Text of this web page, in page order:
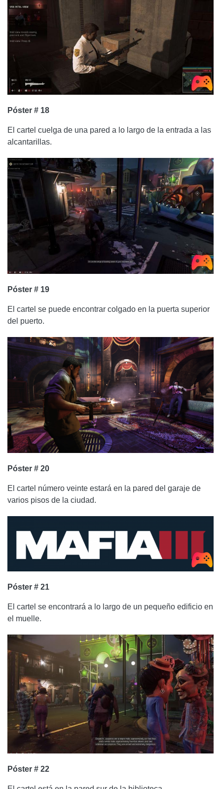
Póster # 18
El cartel cuelga de una pared a lo largo de la entrada a las
alcantarillas.
Póster # 19
El cartel se puede encontrar colgado en la puerta superior
del puerto.
Póster # 20
El cartel número veinte estará en la pared del garaje de
varios pisos de la ciudad.
Póster # 21
El cartel se encontrará a lo largo de un pequeño edificio en
el muelle.
Póster # 22